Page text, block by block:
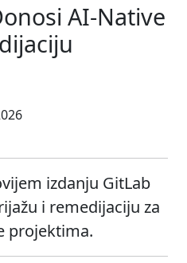
AI-Native
izdanju GitLab
i remedijaciju za
projektima.